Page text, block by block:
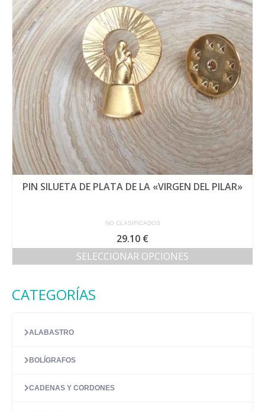
PIN SILUETA DE PLATA DE LA «VIRGEN DEL PILAR»
NO CLASIFICADOS
29.10 €
SELECCIONAR OPCIONES
CATEGORÍAS
ALABASTRO
BOLÍGRAFOS
CADENAS Y CORDONES